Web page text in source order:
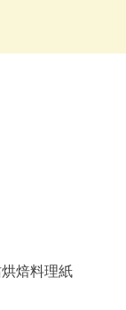
焙料理紙